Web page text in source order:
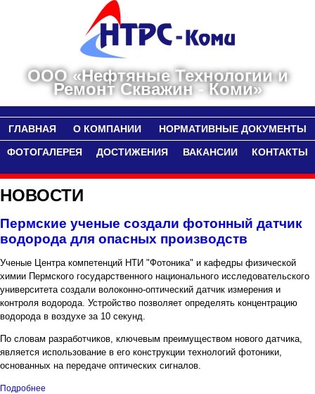
ООО «Нефтяные Технологии и
Ремонт Скважин - Коми»
ГЛАВНАЯ О КОМПАНИИ НОРМАТИВНЫЕ ДОКУМЕНТЫ
ФОТОГАЛЕРЕЯ ДОСТИЖЕНИЯ ВАКАНСИИ КОНТАКТЫ
НОВОСТИ
Пермские ученые создали фотонный датчик
водорода для опасных производств
Ученые Центра компетенций НТИ "Фотоника" и кафедры физической
химии Пермского государственного национального исследовательского
университета создали волоконно-оптический датчик измерения и
контроля водорода. Устройство позволяет определять концентрацию
водорода в воздухе за 10 секунд.
По словам разработчиков, ключевым преимуществом нового датчика,
является использование в его конструкции технологий фотоники,
основанных на передаче оптических сигналов.
Подробнее